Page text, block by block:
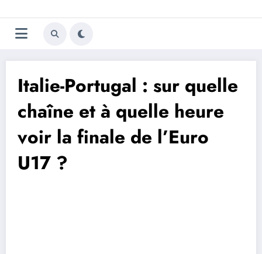
au
contenu
Trivela
L'actualité du football
Italie-Portugal : sur quelle
chaîne et à quelle heure
voir la finale de l’Euro
U17 ?